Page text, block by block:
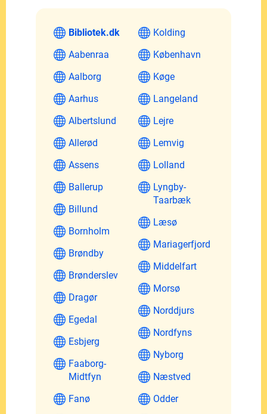
Bibliotek.dk
Aabenraa
Aalborg
Aarhus
Albertslund
Allerød
Assens
Ballerup
Billund
Bornholm
Brøndby
Brønderslev
Dragør
Egedal
Esbjerg
Faaborg-
Midtfyn
Fanø
Kolding
København
Køge
Langeland
Lejre
Lemvig
Lolland
Lyngby-
Taarbæk
Læsø
Mariagerfjord
Middelfart
Morsø
Norddjurs
Nordfyns
Nyborg
Næstved
Odder